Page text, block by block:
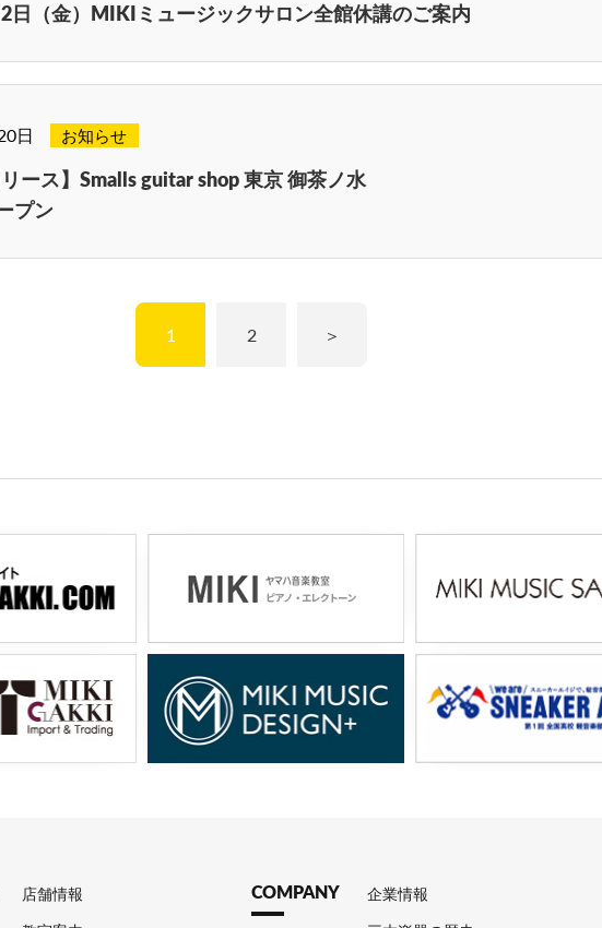
日（金）MIKIミュージックサロン全館休講のご案内
日 お知らせ
リース】Smalls guitar shop 東京 御茶ノ水
プン
1 2 ＞
店舗情報
COMPANY
企業情報